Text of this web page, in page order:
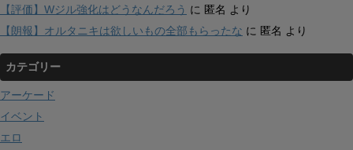
【評価】Wジル強化はどうなんだろう に 匿名 より
【朗報】オルタニキは欲しいもの全部もらったな に 匿名 より
カテゴリー
アーケード
イベント
エロ